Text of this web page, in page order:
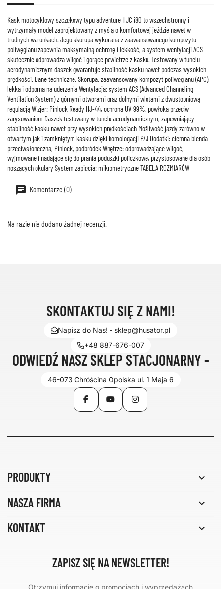
Kask motocyklowy szczękowy typu adventure HJC i80 to wszechstronny i
wytrzymały model zaprojektowany z myślą o komfortowej jeździe nawet w
trudnych warunkach. Jego skorupa wykonana z zaawansowanego kompozytu
poliwęglanu zapewnia maksymalną ochronę i lekkość, a system wentylacji ACS
skutecznie odprowadza wilgoć i gorące powietrze z kasku. Testowany w tunelu
aerodynamicznym daszek gwarantuje stabilność kasku nawet podczas wysokich
prędkości. Dane techniczne: Skorupa: zaawansowany kompozyt poliwęglanu (APC),
lekka i odporna na uderzenia Wentylacja: system ACS (Advanced Channeling
Ventilation System) z górnymi otworami oraz dolnymi wlotami z dwustopniową
regulacją Wizjer: Pinlock Ready HJ-44, ochrona UV 99%, powłoka przeciw
zarysowaniom Daszek testowany w tunelu aerodynamicznym, zapewniający
stabilność kasku nawet przy wysokich prędkościach Możliwość jazdy zarówno w
otwartym jak i zamkniętym kasku dzięki homologacji P/J Dodatki: ciemna blenda
przeciwsłoneczna, Pinlock, podbródek Wnętrze: odprowadzające wilgoć,
wyjmowane i nadające się do prania poduszki policzkowe, przystosowane dla osób
noszących okulary System zapięcia: mikrometryczne TABELA ROZMIARÓW
Komentarze (0)
Na razie nie dodano żadnej recenzji.
SKONTAKTUJ SIĘ Z NAMI!
Napisz do Nas! - sklep@husator.pl
+48 887-676-007
ODWIEDŹ NASZ SKLEP STACJONARNY -
46-073 Chróścina Opolska ul. 1 Maja 6
FacebookYouTubeInstagram
PRODUKTY 
NASZA FIRMA 
KONTAKT 
ZAPISZ SIĘ NA NEWSLETTER!
Otrzymuj informacje o promocjach i wyprzedażach